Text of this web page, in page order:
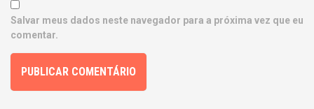
Salvar meus dados neste navegador para a próxima vez que eu
comentar.